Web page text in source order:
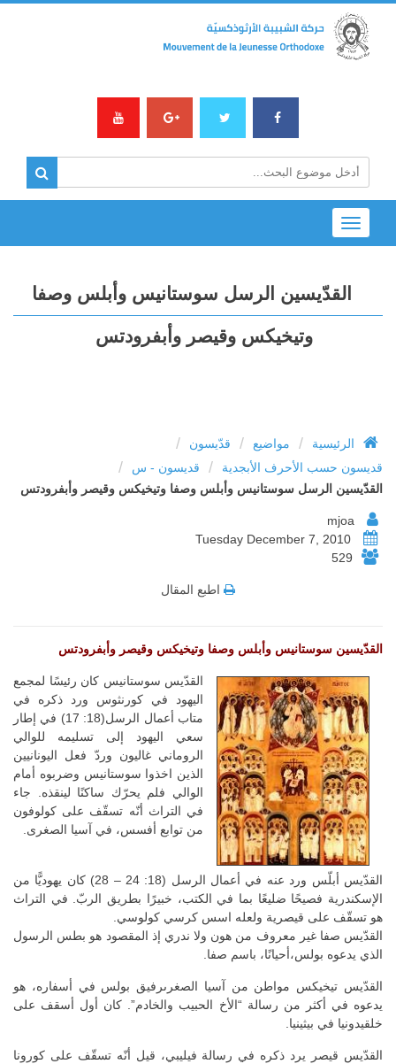
Toggle
navigation
القدّيسين الرسل سوستانيس وأبلس وصفا
وتيخيكس وقيصر وأبفرودتس
الرئيسية / مواضيع / قدّيسون /
قديسون حسب الأحرف الأبجدية / قديسون - س /
القدّيسين الرسل سوستانيس وأبلس وصفا وتيخيكس وقيصر وأبفرودتس
529
اطبع المقال
القدّيسين سوستانيس وأبلس وصفا وتيخيكس وقيصر وأبفرودتس
القدّيس سوستانيس كان رئيسًا لمجمع
اليهود في كورنثوس ورد ذكره في
متاب أعمال الرسل(18: 17) في إطار
سعي اليهود إلى تسليمه للوالي
الروماني غاليون وردّ فعل اليونانيين
الذين اخذوا سوستانيس وضربوه أمام
الوالي فلم يحرّك ساكنًا لينقذه. جاء
في التراث أنّه تسقّف على كولوفون
من توابع أفسس، في آسيا الصغرى.
القدّيس أبلّس ورد عنه في أعمال الرسل (18: 24 – 28) كان يهوديًّا من
الإسكندرية فصيحًا ضليعًا بما في الكتب، خبيرًا بطريق الربّ. في التراث
هو تسقّف على قيصرية ولعله اسس كرسي كولوسي.
القدّيس صفا غير معروف من هون ولا ندري إذ المقصود هو بطس الرسول
الذي يدعوه بولس،أحيانًا، باسم صفا.
القدّيس تيخيكس مواطن من آسيا الصغرىرفيق بولس في أسفاره، هو
يدعوه في أكثر من رسالة “الأخ الحبيب والخادم”. كان أول أسقف على
خلقيدونيا في بيثينيا.
القدّيس قيصر يرد ذكره في رسالة فيليبي، قيل أنّه تسقّف على كورونا